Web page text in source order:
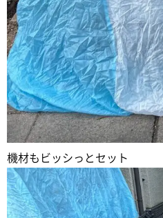
機材もビッシっとセット